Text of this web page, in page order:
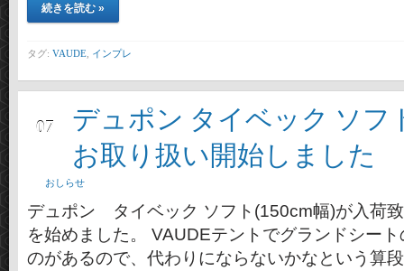
続きを読む »
タグ: VAUDE インプレ
07
デュポン タイベック ソフ
お取り扱い開始しました
おしらせ
デュポン タイベック ソフト(150cm幅)が入荷
を始めました。 VAUDEテントでグランドシー
のがあるので、代わりにならないかなという算